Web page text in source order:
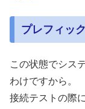
プレフィッ
この状態でシス
わけですから。
接続テストの際に